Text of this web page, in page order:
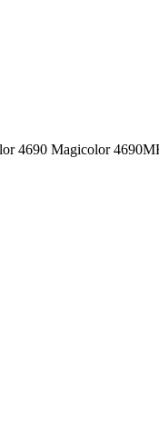
4690 Magicolor